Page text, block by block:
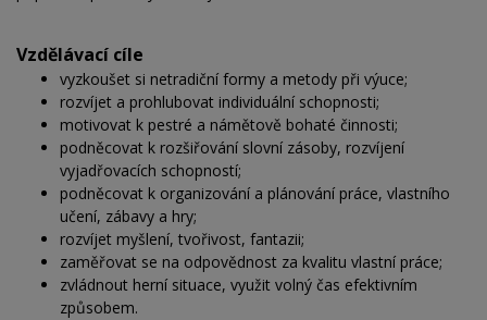
Vzdělávací cíle
vyzkoušet si netradiční formy a metody při výuce;
rozvíjet a prohlubovat individuální schopnosti;
motivovat k pestré a námětově bohaté činnosti;
podněcovat k rozšiřování slovní zásoby, rozvíjení
vyjadřovacích schopností;
podněcovat k organizování a plánování práce, vlastního
učení, zábavy a hry;
rozvíjet myšlení, tvořivost, fantazii;
zaměřovat se na odpovědnost za kvalitu vlastní práce;
zvládnout herní situace, využit volný čas efektivním
způsobem.